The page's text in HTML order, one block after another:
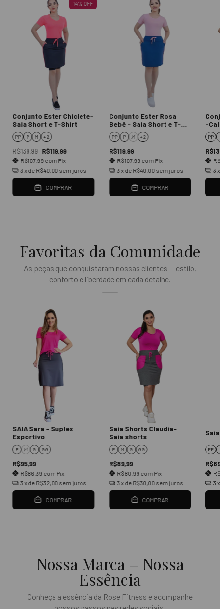
14% OFF
Conjunto Ester Chiclete-
Saia Short e T-Shirt
PP P M + 2
R$139,99 R$119,99
R$107,99 com Pix
3x de R$40,00 sem juros
COMPRAR
Conjunto Ester Rosa
Bebê - Saia Short e T-
Shirt
PP P M + 2
R$119,99
R$107,99 com Pix
3x de R$40,00 sem juros
COMPRAR
-
PP
3
Favoritas da Comunidade
As peças que conquistaram nossas clientes — estilo,
conforto e liberdade em cada detalhe.
SAIA Sara - Suplex
Esportivo
P M G GG
R$95,99
R$86,39 com Pix
3x de R$32,00 sem juros
COMPRAR
Saia Shorts Claudia-
Saia shorts
P M G GG
R$89,99
R$80,99 com Pix
3x de R$30,00 sem juros
COMPRAR
PP
3
Nossa Marca – Nossa
Essência
Conheça a essência da Rose Fitness e acompanhe
nossos passos nas redes sociais.